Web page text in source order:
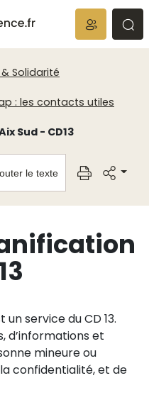
Solidarité
: les contacts utiles
Sud - CD13
le texte
service du CD 13.
d’informations et
mineure ou
confidentialité, et de